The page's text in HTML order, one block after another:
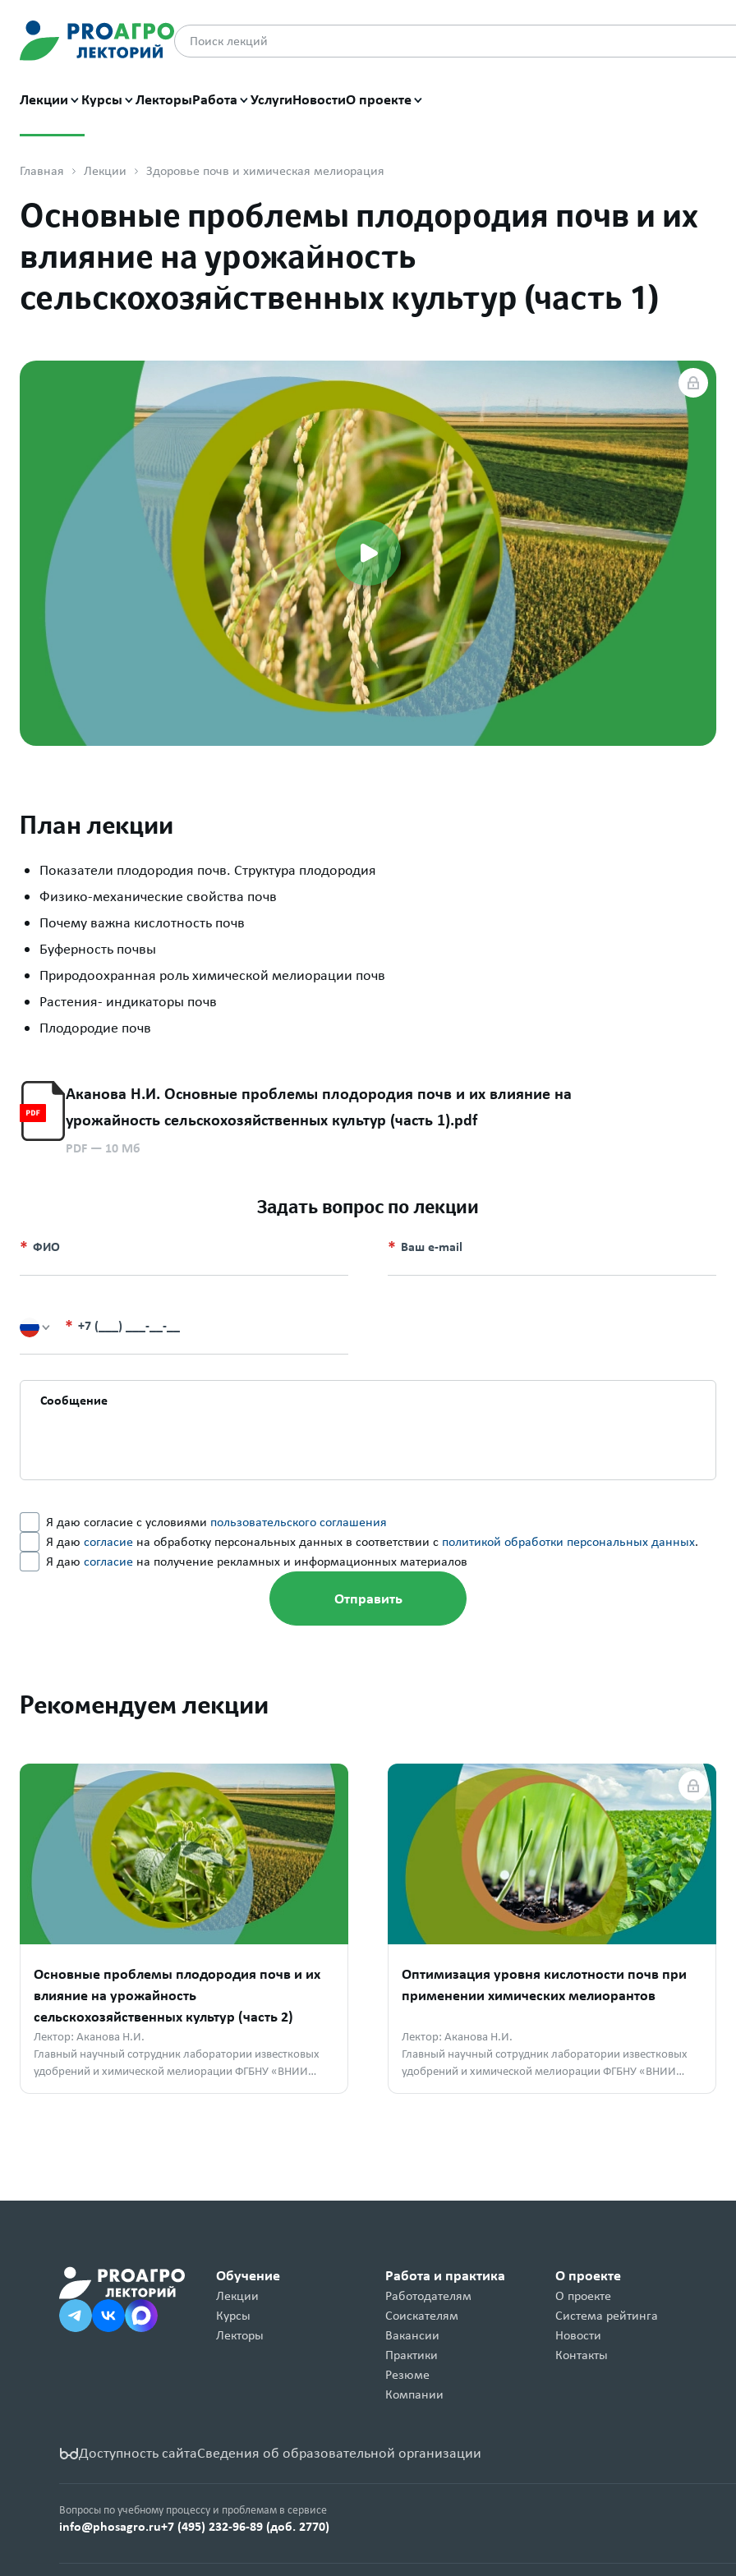
Лекции Курсы ЛекторыРабота УслугиНовостиО проекте
Главная Лекции Здоровье почв и химическая мелиорация
Основные проблемы плодородия почв и их
влияние на урожайность
сельскохозяйственных культур (часть 1)
План лекции
Показатели плодородия почв. Структура плодородия
Физико-механические свойства почв
Почему важна кислотность почв
Буферность почвы
Природоохранная роль химической мелиорации почв
Растения- индикаторы почв
Плодородие почв
Аканова Н.И. Основные проблемы плодородия почв и их влияние на
урожайность сельскохозяйственных культур (часть 1).pdf
PDF — 10 Мб
Задать вопрос по лекции
ФИО Ваш e-mail
+7 (___) ___-__-__
Я даю согласие с условиями пользовательского соглашения
Я даю согласие на обработку персональных данных в соответствии с политикой обработки персональных данных.
Я даю согласие на получение рекламных и информационных материалов
Рекомендуем лекции
Основные проблемы плодородия почв и их
влияние на урожайность
сельскохозяйственных культур (часть 2)
Лектор: Аканова Н.И.
Главный научный сотрудник лаборатории известковых
удобрений и химической мелиорации ФГБНУ «ВНИИ
Оптимизация уровня кислотности почв при
применении химических мелиорантов
Лектор: Аканова Н.И.
Главный научный сотрудник лаборатории известковых
удобрений и химической мелиорации ФГБНУ «ВНИИ
Обучение
Лекции
Курсы
Лекторы
Работа и практика
Работодателям
Соискателям
Вакансии
Практики
Резюме
Компании
О проекте
О проекте
Система рейтинга
Новости
Контакты
Доступность сайтаСведения об образовательной организации
Вопросы по учебному процессу и проблемам в сервисе
info@phosagro.ru+7 (495) 232-96-89 (доб. 2770)
Запустили программу
лояльности